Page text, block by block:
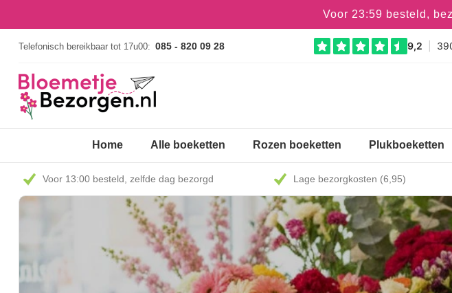
Voor 23:59 besteld,
Telefonisch bereikbaar tot 17u00: 085 - 820 09 28
Home Alle boeketten Rozen boeketten Plukboeketten
Voor 13:00 besteld, zelfde dag bezorgd Lage bezorgkosten (6,95)